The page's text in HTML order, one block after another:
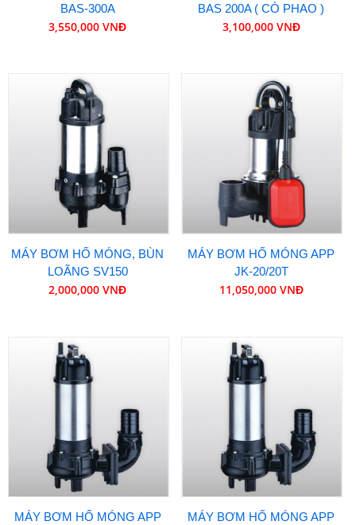
BAS-300A
3,550,000 VNĐ
BAS 200A ( CÓ PHAO )
3,100,000 VNĐ
MÁY BƠM HỐ MÓNG, BÙN
LOÃNG SV150
2,000,000 VNĐ
MÁY BƠM HỐ MÓNG APP
JK-20/20T
11,050,000 VNĐ
MÁY BƠM HỐ MÓNG APP
MÁY BƠM HỐ MÓNG APP